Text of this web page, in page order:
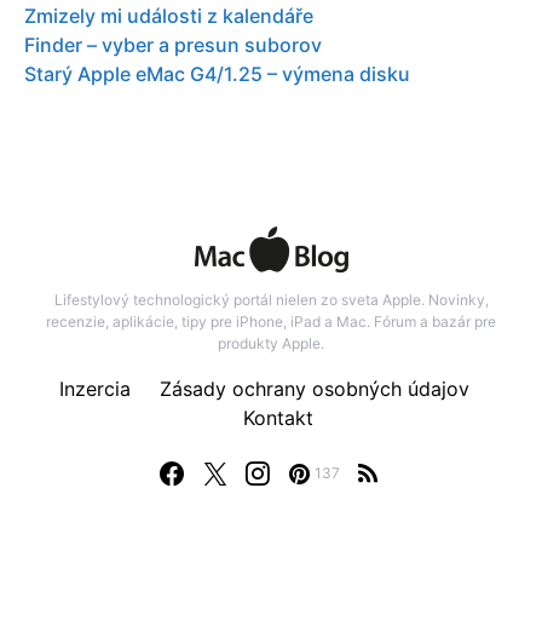
Zmizely mi události z kalendáře
Finder – vyber a presun suborov
Starý Apple eMac G4/1.25 – výmena disku
Lifestylový technologický portál nielen zo sveta Apple. Novinky,
recenzie, aplikácie, tipy pre iPhone, iPad a Mac. Fórum a bazár pre
produkty Apple.
137
Inzercia
Zásady ochrany osobných údajov
Kontakt